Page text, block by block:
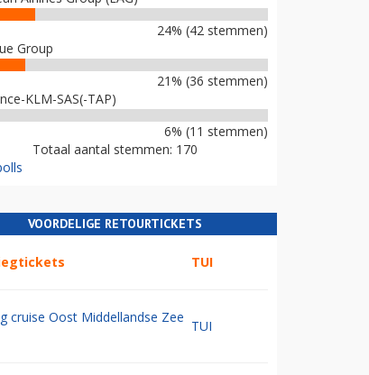
24% (42 stemmen)
Group
21% (36 stemmen)
KLM-SAS(-TAP)
6% (11 stemmen)
Totaal aantal stemmen: 170
VOORDELIGE RETOURTICKETS
TUI
cruise Oost Middellandse Zee
TUI